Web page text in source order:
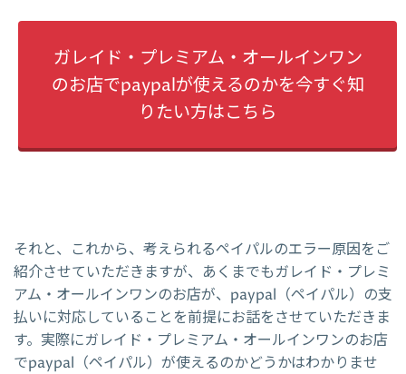
ガレイド・プレミアム・オールインワン
のお店でpaypalが使えるのかを今すぐ知
りたい方はこちら
それと、これから、考えられるペイパルのエラー原因をご
紹介させていただきますが、あくまでもガレイド・プレミ
アム・オールインワンのお店が、paypal（ペイパル）の支
払いに対応していることを前提にお話をさせていただきま
す。実際にガレイド・プレミアム・オールインワンのお店
でpaypal（ペイパル）が使えるのかどうかはわかりませ